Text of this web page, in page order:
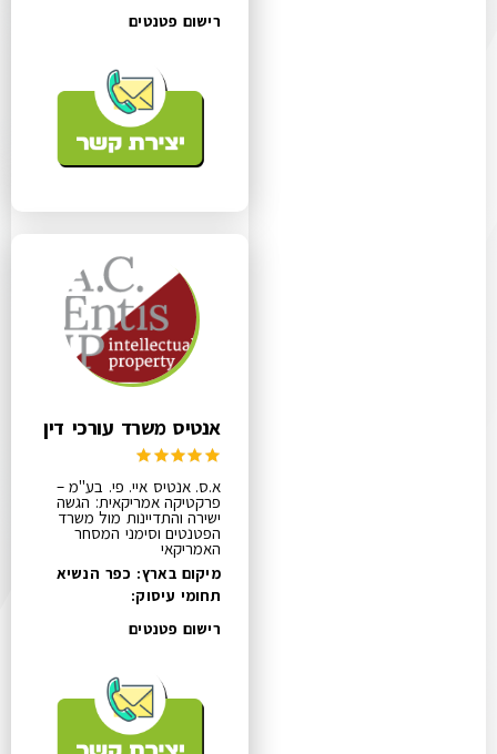
רישום פטנטים
אנטיס משרד עורכי דין
א.ס. אנטיס איי. פי. בע"מ –
פרקטיקה אמריקאית: הגשה
ישירה והתדיינות מול משרד
הפטנטים וסימני המסחר
האמריקאי
מיקום בארץ: כפר הנשיא
תחומי עיסוק:
רישום פטנטים